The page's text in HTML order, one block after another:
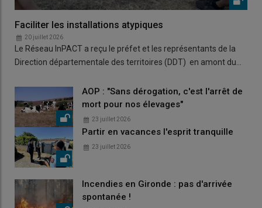
Faciliter les installations atypiques
20 juillet 2026
Le Réseau InPACT a reçu le préfet et les représentants de la
Direction départementale des territoires (DDT) en amont du…
AOP : "Sans dérogation, c'est l'arrêt de
mort pour nos élevages"
23 juillet 2026
Partir en vacances l'esprit tranquille
23 juillet 2026
Incendies en Gironde : pas d'arrivée
spontanée !